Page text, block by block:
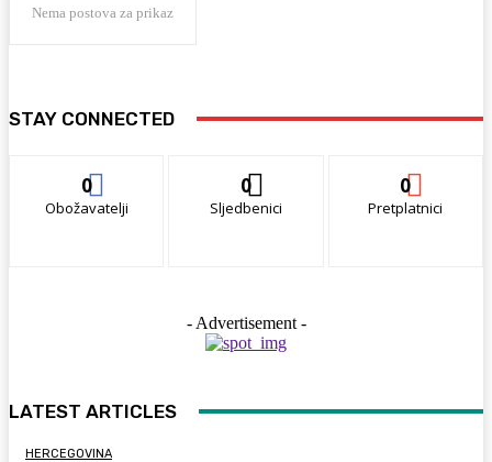
Nema postova za prikaz
STAY CONNECTED
0
Obožavatelji
0
Sljedbenici
0
Pretplatnici
- Advertisement -
LATEST ARTICLES
HERCEGOVINA